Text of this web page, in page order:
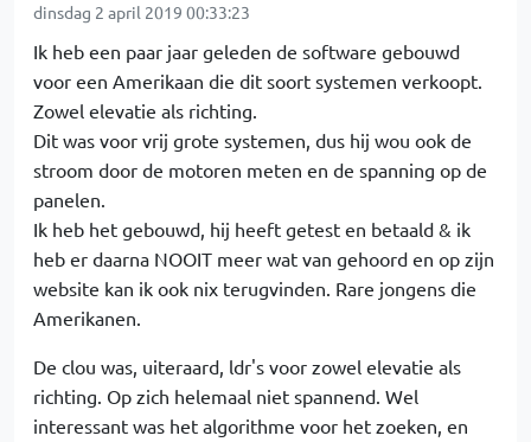
dinsdag 2 april 2019 00:33:23
Ik heb een paar jaar geleden de software gebouwd
voor een Amerikaan die dit soort systemen verkoopt.
Zowel elevatie als richting.
Dit was voor vrij grote systemen, dus hij wou ook de
stroom door de motoren meten en de spanning op de
panelen.
Ik heb het gebouwd, hij heeft getest en betaald & ik
heb er daarna NOOIT meer wat van gehoord en op zijn
website kan ik ook nix terugvinden. Rare jongens die
Amerikanen.
De clou was, uiteraard, ldr's voor zowel elevatie als
richting. Op zich helemaal niet spannend. Wel
interessant was het algorithme voor het zoeken, en